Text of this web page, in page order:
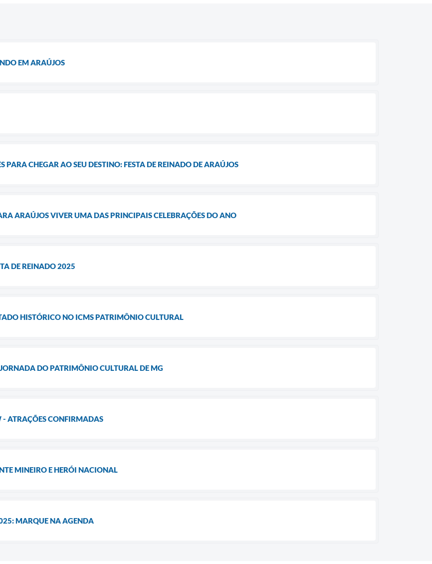
EM ARAÚJOS
PARA CHEGAR AO SEU DESTINO: FESTA DE REINADO DE ARAÚJOS
ARAÚJOS VIVER UMA DAS PRINCIPAIS CELEBRAÇÕES DO ANO
DE REINADO 2025
HISTÓRICO NO ICMS PATRIMÔNIO CULTURAL
DO PATRIMÔNIO CULTURAL DE MG
- ATRAÇÕES CONFIRMADAS
MINEIRO E HERÓI NACIONAL
MARQUE NA AGENDA